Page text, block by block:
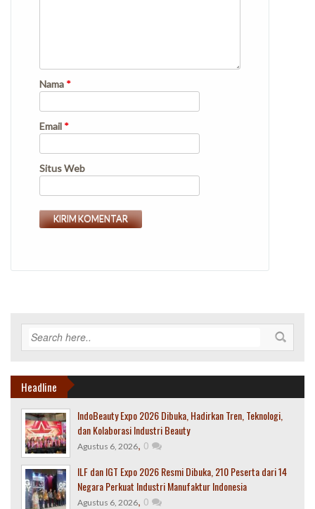
Nama *
Email *
Situs Web
Headline
IndoBeauty Expo 2026 Dibuka, Hadirkan Tren, Teknologi,
dan Kolaborasi Industri Beauty
Agustus 6, 2026, 0
ILF dan IGT Expo 2026 Resmi Dibuka, 210 Peserta dari 14
Negara Perkuat Industri Manufaktur Indonesia
Agustus 6, 2026, 0